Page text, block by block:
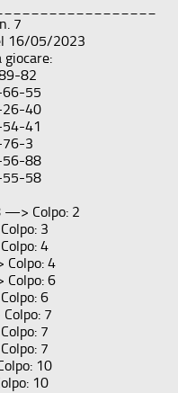
7
16/05/2023
giocare:
82
55
40
41
3
88
58
—> Colpo: 2
3
4
4
6
6
7
7
7
10
10